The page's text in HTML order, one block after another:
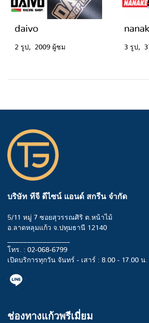
daivo
2 รูป, 2009 ผู้ชม 3 รูป,
บริษัท ทีจี ดีไซน์ แอนด์ สกรีน จำกัด
5/11 หมู่ 7 ซอยสุวรรณศิริ ต.หน้าไม้
อ.ลาดหลุมแก้ว จ.ปทุมธานี 12140
โทร. : 02-068-6799
เปิดบริการทุกวัน จันทร์ - เสาร์ : 8.00 - 17.00 น.
ช่องทางแก้วพรีเมี่ยม